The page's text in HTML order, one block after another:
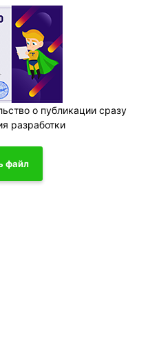
о публикации сразу
разработки
файл